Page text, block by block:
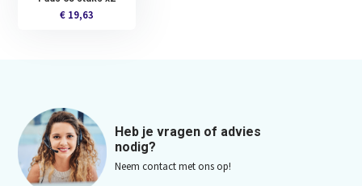
€ 19,63
Heb je vragen of advies
nodig?
Neem contact met ons op!